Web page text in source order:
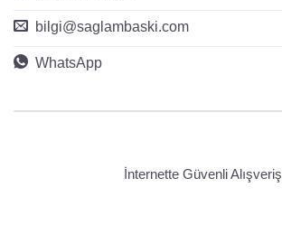
bilgi@saglambaski.com
WhatsApp
İnternette Güvenli Alışveriş